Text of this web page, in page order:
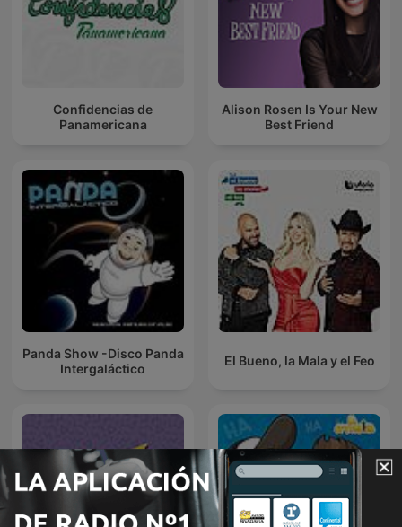
Confidencias de
Panamericana
Alison Rosen Is Your New
Best Friend
Panda Show -Disco Panda
Intergaláctico
El Bueno, la Mala y el Feo